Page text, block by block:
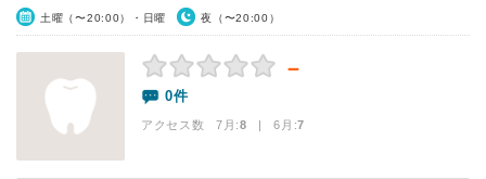
土曜（〜20:00）・日曜 夜（〜20:00）
－
0件
アクセス数 7月:8 | 6月:7